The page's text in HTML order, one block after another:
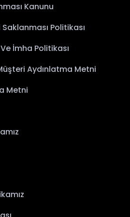
Kanunu
Politikası
İmha Politikası
Aydınlatma Metni
Metni